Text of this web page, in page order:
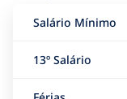
Salário Mínimo
13º Salário